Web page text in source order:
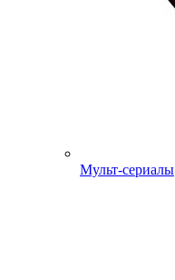
Мульт-сериалы